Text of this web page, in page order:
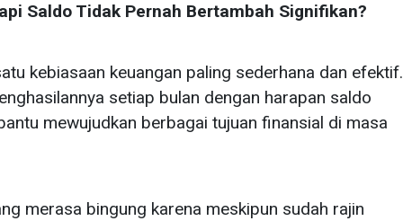
Saldo Tidak Pernah Bertambah Signifikan?
kebiasaan keuangan paling sederhana dan efektif.
setiap bulan dengan harapan saldo
mewujudkan berbagai tujuan finansial di masa
merasa bingung karena meskipun sudah rajin